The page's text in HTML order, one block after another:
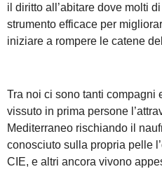
il diritto all’abitare dove molti
strumento efficace per
iniziare a rompere le catene
Tra noi ci sono tanti compagni
vissuto in prima persone
Mediterraneo rischiando il
conosciuto sulla propria pelle
CIE, e altri ancora vivono